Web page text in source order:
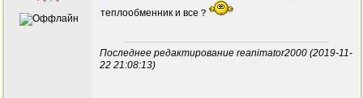
теплообменник и все？
Последнее редактирование reanimator2000 (2019-11-
22 21:08:13)